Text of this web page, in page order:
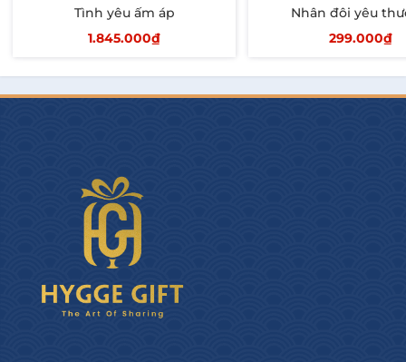
Tình yêu ấm áp
1.845.000₫
Nhân đôi yêu
299.000₫